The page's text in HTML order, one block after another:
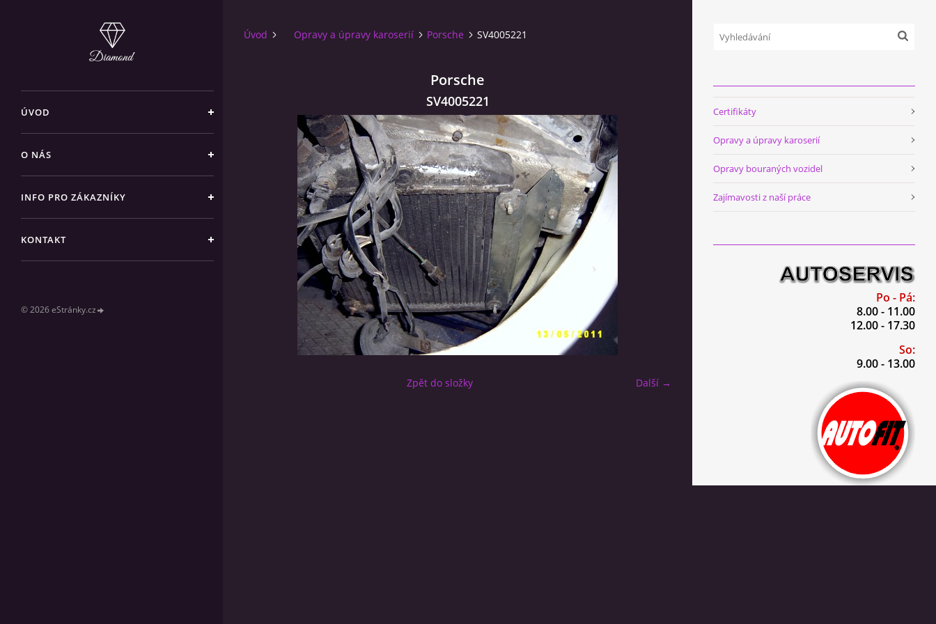
ÚVOD
O NÁS
INFO PRO ZÁKAZNÍKY
KONTAKT
© 2026 eStránky.cz
Úvod Opravy a úpravy karoserií Porsche SV4005221
Porsche
SV4005221
Další →
Zpět do složky
Certifikáty
Opravy a úpravy karoserií
Opravy bouraných vozidel
Zajímavosti z naší práce
Po - Pá:
8.00 - 11.00
12.00 - 17.30
So:
9.00 - 13.00